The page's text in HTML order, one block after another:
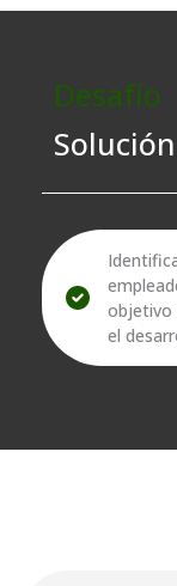
Desafío
Solución
objetivo
el